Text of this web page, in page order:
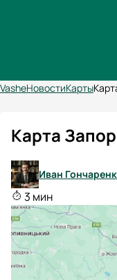
VasheНовостиКарты
Карта
Иван
3 мин